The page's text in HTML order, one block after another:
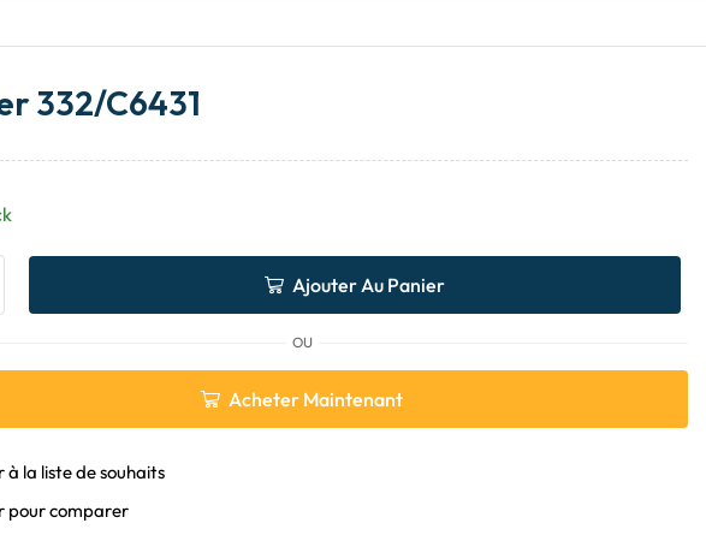
332/C6431
Ajouter Au Panier
OU
Acheter Maintenant
à la liste de souhaits
pour comparer